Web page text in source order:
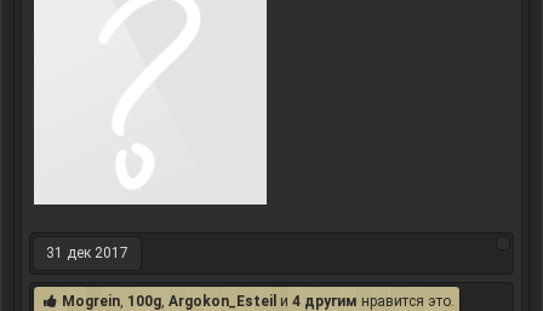
31 дек 2017
Mogrein, 100g, Argokon_Esteil и 4 другим нравится это.